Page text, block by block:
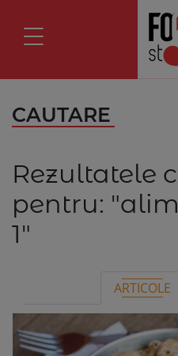
CAUTARE
Rezultatele
pentru:
1"
ARTICOLE